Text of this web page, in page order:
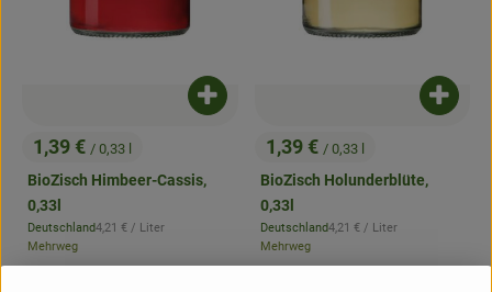
, Preis:
1,39 € / 0,33 l
BioZisch Himbeer-Cassis,
0,33l
, Herkunft:
Deutschland, Referenzpreis:
4,21 € / Liter
Mehrweg
Produkt zum Warenkorb hinzufügen
, Preis:
1,39 € / 0,33 l
BioZisch Holunderblüte,
0,33l
, Herkunft:
Deutschland, Referenzpreis:
4,21 € / Liter
Mehrweg